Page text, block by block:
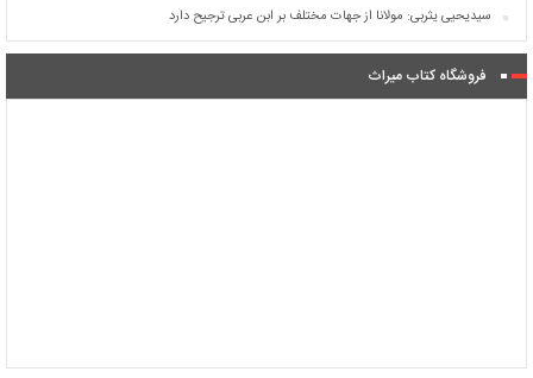
سیدیحیی یثربی: مولانا از جهات مختلف بر ابن عربی ترجیح دارد
فروشگاه کتاب میراث